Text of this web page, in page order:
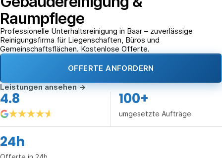
Raumpflege
Professionelle Unterhaltsreinigung in Baar – zuverlässige
Reinigungsfirma für Liegenschaften, Büros und
Gemeinschaftsflächen. Kostenlose Offerte.
OFFERTE ANFORDERN
Leistungen ansehen→
4.8 100+
umgesetzte Aufträge
24h